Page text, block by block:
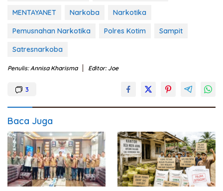
MENTAYANET Narkoba Narkotika
Pemusnahan Narkotika Polres Kotim Sampit
Satresnarkoba
Penulis: Annisa Kharisma Editor: Joe
3
Baca Juga